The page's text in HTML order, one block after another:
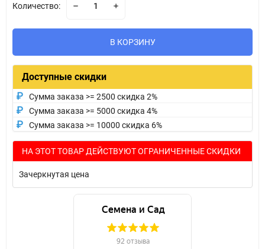
Количество:
В КОРЗИНУ
Доступные скидки
Сумма заказа >= 2500 скидка 2%
Сумма заказа >= 5000 скидка 4%
Сумма заказа >= 10000 скидка 6%
НА ЭТОТ ТОВАР ДЕЙСТВУЮТ ОГРАНИЧЕННЫЕ СКИДКИ
Зачеркнутая цена